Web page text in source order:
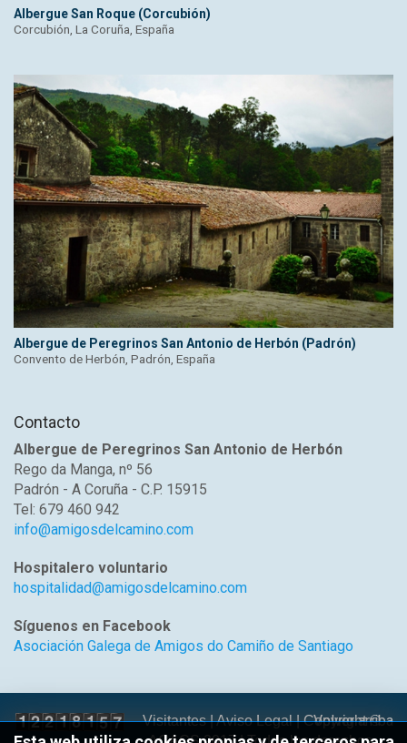
Albergue San Roque (Corcubión)
Corcubión, La Coruña, España
Albergue de Peregrinos San Antonio de Herbón (Padrón)
Convento de Herbón, Padrón, España
Contacto
Albergue de Peregrinos San Antonio de Herbón
Rego da Manga, nº 56
Padrón - A Coruña - C.P. 15915
Tel: 679 460 942
info@amigosdelcamino.com
Hospitalero voluntario
hospitalidad@amigosdelcamino.com
Síguenos en Facebook
Asociación Galega de Amigos do Camiño de Santiago
Volver arriba
Visitantes |Aviso Legal| Copyright ©